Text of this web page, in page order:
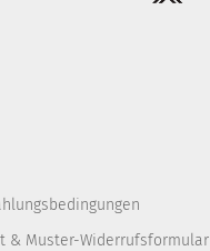
& Muster-Widerrufsformular